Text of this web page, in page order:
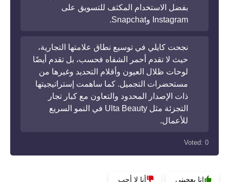
بفضل الاستخدام المكثف للتسويق على
Instagram وSnapchat.
نجحت كايلي في توسيع نطاق علامتها التجارية،
حيث لا تقدم أحمر الشفاه فحسب، بل تقدم أيضًا
لوحات ظلال العيون وأقلام التحديد وغيرها من
مستحضرات التجميل. كما ساهمت إستراتيجيتها
ذات الإصدار المحدود والتعاون مع كبار تجار
التجزئة مثل Ulta Beauty في النمو السريع
للأعمال.
Voted: 0
انا يعجبني أنا لا أحب